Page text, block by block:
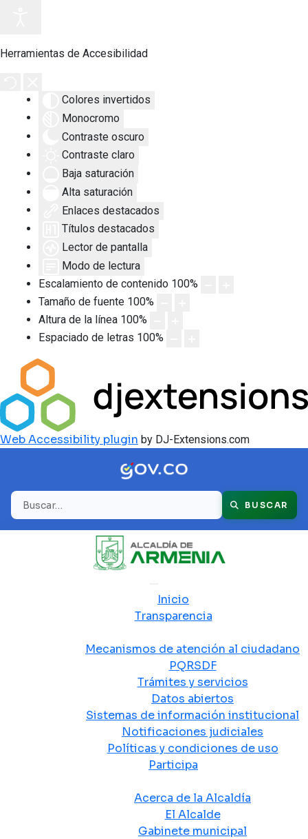
Herramientas de Accesibilidad
Colores invertidos
Monocromo
Contraste oscuro
Contraste claro
Baja saturación
Alta saturación
Enlaces destacados
Títulos destacados
Lector de pantalla
Modo de lectura
Escalamiento de contenido 100%
Tamaño de fuente 100%
Altura de la línea 100%
Espaciado de letras 100%
Web Accessibility plugin by DJ-Extensions.com
Buscar BUSCAR
Inicio
Transparencia
Mecanismos de atención al ciudadano
PQRSDF
Trámites y servicios
Datos abiertos
Sistemas de información institucional
Notificaciones judiciales
Políticas y condiciones de uso
Participa
Acerca de la Alcaldía
El Alcalde
Gabinete municipal